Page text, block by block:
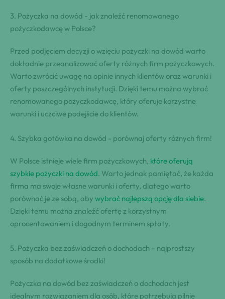
3. ​Pożyczka na dowód -⁣ jak znaleźć⁣ renomowanego
pożyczkodawcę⁣ w​ Polsce?
Przed podjęciem‍ decyzji⁢ o wzięciu pożyczki na ​dowód⁣ warto‌
dokładnie przeanalizować oferty różnych firm pożyczkowych.
Warto ​zwrócić uwagę ​na opinie innych klientów oraz‌ warunki i
‌oferty⁢ poszczególnych ⁢instytucji. Dzięki temu można wybrać
‍renomowanego pożyczkodawcę, który oferuje korzystne
warunki i uczciwe podejście​ do klientów.
4.⁤ Szybka ‌gotówka‍ na dowód -⁤ porównaj oferty⁤ różnych firm!
W ​Polsce istnieje wiele firm pożyczkowych, które oferują
szybkie pożyczki na dowód. Warto jednak pamiętać, że ⁢każda
firma ma swoje własne warunki i oferty, dlatego warto
porównać ​je ze‌ sobą, aby‍ wybrać najlepszą opcję dla siebie.
‌Dzięki ‌temu ‍można znaleźć⁢ ofertę z korzystnym
oprocentowaniem​ i dogodnym terminem spłaty.
5. Pożyczka⁣ bez⁤ zaświadczeń o dochodach​ – najprostszy
sposób na dodatkowe ‍środki!
Pożyczka na dowód bez zaświadczeń o dochodach jest
idealnym rozwiązaniem dla osób,⁤ które potrzebują pilnie